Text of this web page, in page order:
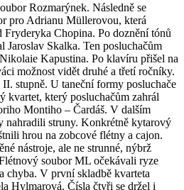
Rozmarýnek. Následně se
pro Adrianu Müllerovou, která
Fryderyka Chopina. Po doznění tónů
Skalka. Ten posluchačům
Kapustina. Po klavíru přišel na
možnost vidět druhé a třetí ročníky.
stupně. U taneční formy posluchače
kvartet, který posluchačům zahrál
Montiho – Čardáš. V dalším
nahradili struny. Konkrétně kytarový
hrou na zobcové flétny a cajon.
nástroje, ale ne strunné, nýbrž
soubor ML očekávali ryze
chyba. V první skladbě kvarteta
Hylmarová. Čísla čtyři se držel i